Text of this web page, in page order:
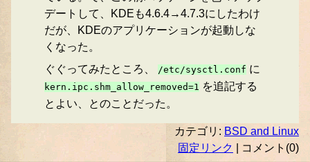
デートして、KDEも4.6.4→4.7.3にしたわけ
だが、KDEのアプリケーションが起動しな
くなった。
ぐぐってみたところ、
/etc/sysctl.conf に
kern.ipc.shm_allow_removed=1 を追記する
とよい、とのことだった。
カテゴリ: BSD and Linux
固定リンク
| コメント(0)